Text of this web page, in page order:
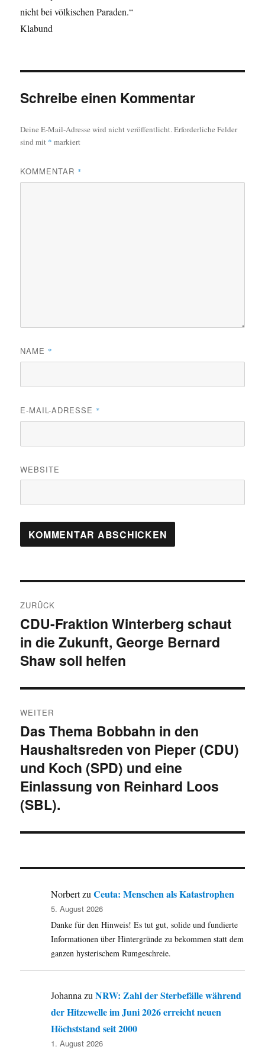
nicht bei völkischen Paraden.“
Klabund
Schreibe einen Kommentar
Deine E-Mail-Adresse wird nicht veröffentlicht.Erforderliche Felder
sind mit * markiert
KOMMENTAR *
NAME *
E-MAIL-ADRESSE *
WEBSITE
ZURÜCK
Vorheriger
Beitrag:
CDU-Fraktion Winterberg schaut
in die Zukunft, George Bernard
Shaw soll helfen
WEITER
Nächster
Beitrag:
Das Thema Bobbahn in den
Haushaltsreden von Pieper (CDU)
und Koch (SPD) und eine
Einlassung von Reinhard Loos
(SBL).
NorbertzuCeuta: Menschen als Katastrophen
5. August 2026
Danke für den Hinweis! Es tut gut, solide und fundierte
Informationen über Hintergründe zu bekommen statt dem
ganzen hysterischem Rumgeschreie.
JohannazuNRW: Zahl der Sterbefälle während
der Hitzewelle im Juni 2026 erreicht neuen
Höchststand seit 2000
1. August 2026